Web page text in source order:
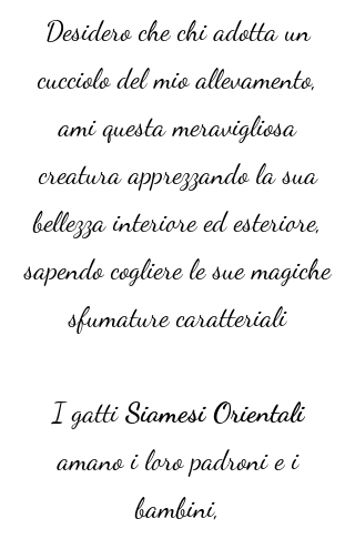
Desidero che chi adotta un
cucciolo del mio allevamento,
ami questa meravigliosa
creatura apprezzando la sua
bellezza interiore ed esteriore,
sapendo cogliere le sue magiche
sfumature caratteriali
I gatti Siamesi Orientali
amano i loro padroni e i
bambini,